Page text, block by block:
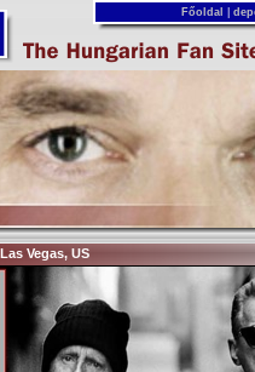
Főoldal
Vegas, US